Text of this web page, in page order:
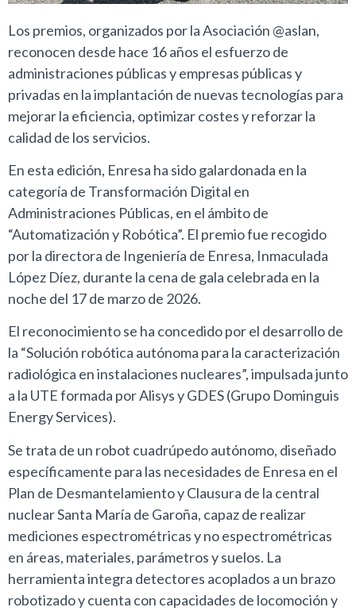
Los premios, organizados por la Asociación @aslan,
reconocen desde hace 16 años el esfuerzo de
administraciones públicas y empresas públicas y
privadas en la implantación de nuevas tecnologías para
mejorar la eficiencia, optimizar costes y reforzar la
calidad de los servicios.
En esta edición, Enresa ha sido galardonada en la
categoría de Transformación Digital en
Administraciones Públicas, en el ámbito de
“Automatización y Robótica”. El premio fue recogido
por la directora de Ingeniería de Enresa, Inmaculada
López Díez, durante la cena de gala celebrada en la
noche del 17 de marzo de 2026.
El reconocimiento se ha concedido por el desarrollo de
la “Solución robótica autónoma para la caracterización
radiológica en instalaciones nucleares”, impulsada junto
a la UTE formada por Alisys y GDES (Grupo Dominguis
Energy Services).
Se trata de un robot cuadrúpedo autónomo, diseñado
específicamente para las necesidades de Enresa en el
Plan de Desmantelamiento y Clausura de la central
nuclear Santa María de Garoña, capaz de realizar
mediciones espectrométricas y no espectrométricas
en áreas, materiales, parámetros y suelos. La
herramienta integra detectores acoplados a un brazo
robotizado y cuenta con capacidades de locomoción y